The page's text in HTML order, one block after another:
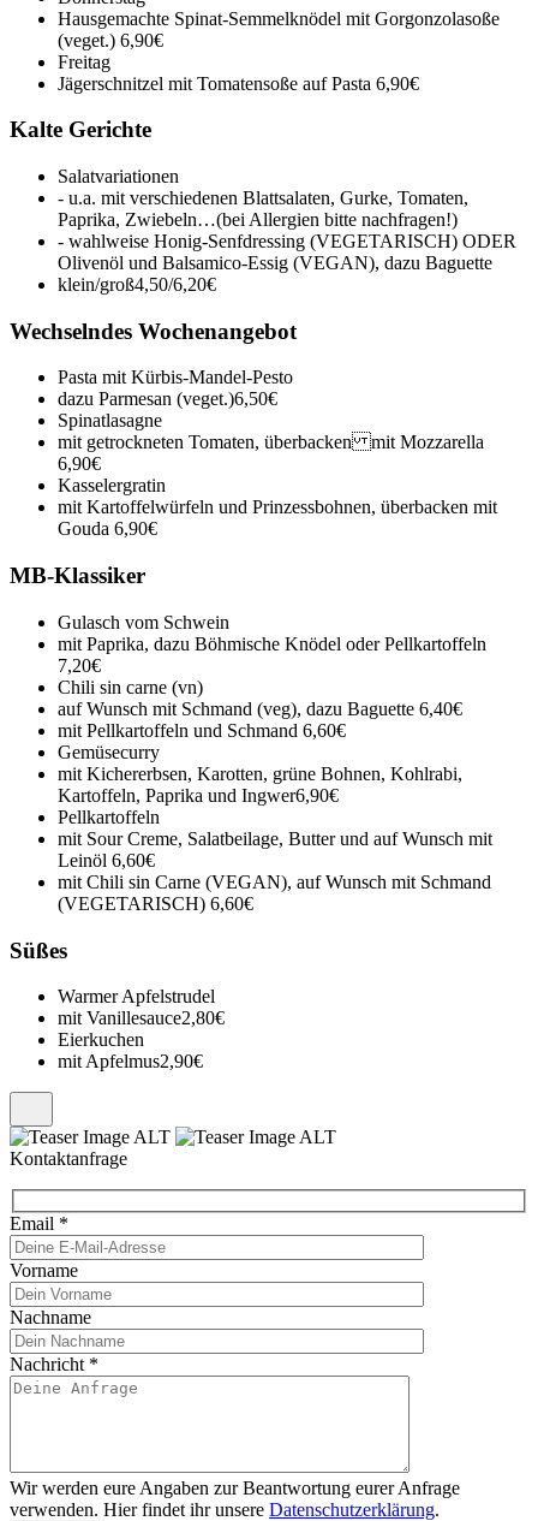
Hausgemachte Spinat-Semmelknödel mit Gorgonzolasoße
(veget.) 6,90€
Freitag
Jägerschnitzel mit Tomatensoße auf Pasta 6,90€
Kalte Gerichte
Salatvariationen
- u.a. mit verschiedenen Blattsalaten, Gurke, Tomaten,
Paprika, Zwiebeln…(bei Allergien bitte nachfragen!)
- wahlweise Honig-Senfdressing (VEGETARISCH) ODER
Olivenöl und Balsamico-Essig (VEGAN), dazu Baguette
klein/groß4,50/6,20€
Wechselndes Wochenangebot
Pasta mit Kürbis-Mandel-Pesto
dazu Parmesan (veget.)6,50€
Spinatlasagne
mit getrockneten Tomaten, überbacken mit Mozzarella
6,90€
Kasselergratin
mit Kartoffelwürfeln und Prinzessbohnen, überbacken mit
Gouda 6,90€
MB-Klassiker
Gulasch vom Schwein
mit Paprika, dazu Böhmische Knödel oder Pellkartoffeln
7,20€
Chili sin carne (vn)
auf Wunsch mit Schmand (veg), dazu Baguette 6,40€
mit Pellkartoffeln und Schmand 6,60€
Gemüsecurry
mit Kichererbsen, Karotten, grüne Bohnen, Kohlrabi,
Kartoffeln, Paprika und Ingwer6,90€
Pellkartoffeln
mit Sour Creme, Salatbeilage, Butter und auf Wunsch mit
Leinöl 6,60€
mit Chili sin Carne (VEGAN), auf Wunsch mit Schmand
(VEGETARISCH) 6,60€
Süßes
Warmer Apfelstrudel
mit Vanillesauce2,80€
Eierkuchen
mit Apfelmus2,90€
Kontaktanfrage
Email *
Vorname
Nachname
Nachricht *
Wir werden eure Angaben zur Beantwortung eurer Anfrage
verwenden. Hier findet ihr unsere Datenschutzerklärung.